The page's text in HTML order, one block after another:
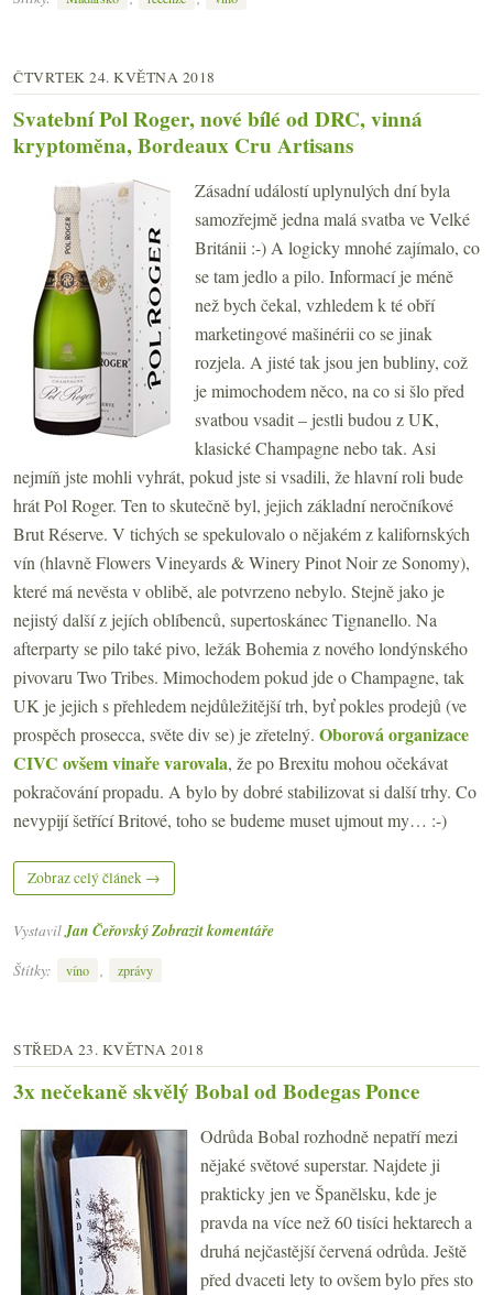
ČTVRTEK 24. KVĚTNA 2018
Svatební Pol Roger, nové bílé od DRC, vinná
kryptoměna, Bordeaux Cru Artisans
Zásadní událostí uplynulých dní byla
samozřejmě jedna malá svatba ve Velké
Británii :-) A logicky mnohé zajímalo, co
se tam jedlo a pilo. Informací je méně
než bych čekal, vzhledem k té obří
marketingové mašinérii co se jinak
rozjela. A jisté tak jsou jen bubliny, což
je mimochodem něco, na co si šlo před
svatbou vsadit – jestli budou z UK,
klasické Champagne nebo tak. Asi
nejmíň jste mohli vyhrát, pokud jste si vsadili, že hlavní roli bude
hrát Pol Roger. Ten to skutečně byl, jejich základní neročníkové
Brut Réserve. V tichých se spekulovalo o nějakém z kalifornských
vín (hlavně Flowers Vineyards & Winery Pinot Noir ze Sonomy),
které má nevěsta v oblibě, ale potvrzeno nebylo. Stejně jako je
nejistý další z jejích oblíbenců, supertoskánec Tignanello. Na
afterparty se pilo také pivo, ležák Bohemia z nového londýnského
pivovaru Two Tribes. Mimochodem pokud jde o Champagne, tak
UK je jejich s přehledem nejdůležitější trh, byť pokles prodejů (ve
prospěch prosecca, světe div se) je zřetelný. Oborová organizace
CIVC ovšem vinaře varovala, že po Brexitu mohou očekávat
pokračování propadu. A bylo by dobré stabilizovat si další trhy. Co
nevypijí šetřící Britové, toho se budeme muset ujmout my… :-)
Zobraz celý článek →
Vystavil Jan ČeřovskýZobrazit komentáře
Štítky:
víno , zprávy
STŘEDA 23. KVĚTNA 2018
3x nečekaně skvělý Bobal od Bodegas Ponce
Odrůda Bobal rozhodně nepatří mezi
nějaké světové superstar. Najdete ji
prakticky jen ve Španělsku, kde je
pravda na více než 60 tisíci hektarech a
druhá nejčastější červená odrůda. Ještě
před dvaceti lety to ovšem bylo přes sto